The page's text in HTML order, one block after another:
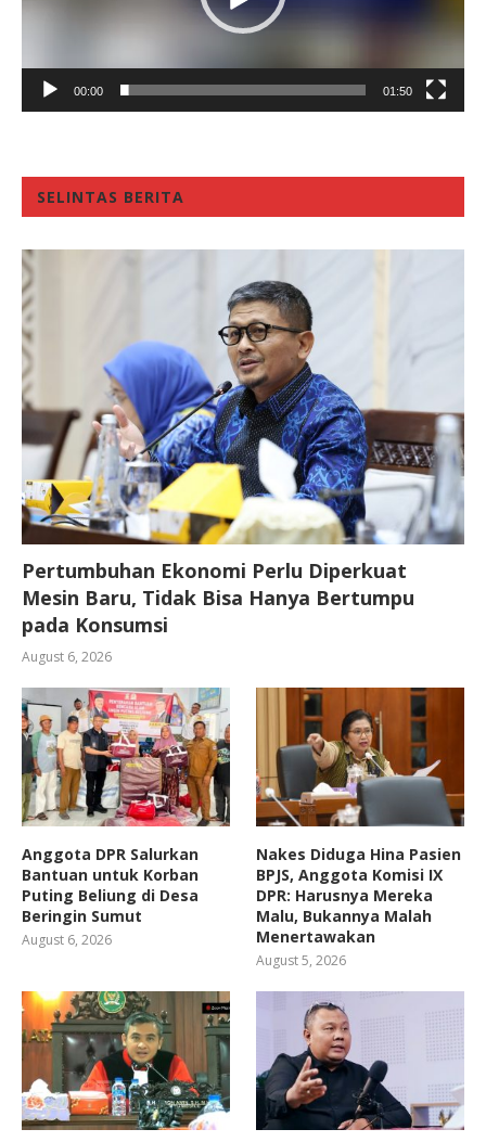
00:00 01:50
SELINTAS BERITA
Pertumbuhan Ekonomi Perlu Diperkuat
Mesin Baru, Tidak Bisa Hanya Bertumpu
pada Konsumsi
August 6, 2026
Anggota DPR Salurkan
Bantuan untuk Korban
Puting Beliung di Desa
Beringin Sumut
August 6, 2026
Nakes Diduga Hina Pasien
BPJS, Anggota Komisi IX
DPR: Harusnya Mereka
Malu, Bukannya Malah
Menertawakan
August 5, 2026